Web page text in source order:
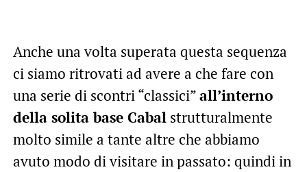
Anche una volta superata questa sequenza
ci siamo ritrovati ad avere a che fare con
una serie di scontri “classici”all’interno
della solita base Cabal strutturalmente
molto simile a tante altre che abbiamo
avuto modo di visitare in passato: quindi in